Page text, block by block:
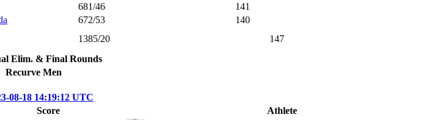
681/46
141
672/53
140
1385/20
147
Elim. & Final Rounds
Recurve Men
08-18 14:19:12 UTC
Score Athlete